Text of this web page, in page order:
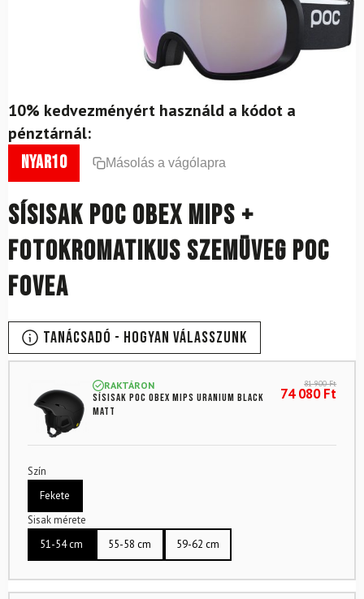
10% kedvezményért használd a kódot a
pénztárnál:
nyar10 Másolás a vágólapra
Sísisak POC Obex MIPS +
fotokromatikus szemüveg POC
Fovea
Tanácsadó - Hogyan válasszunk
RAKTÁRON
Sísisak POC Obex MIPS Uranium Black
Matt
81 900Ft
74 080Ft
Szín
Fekete
Sisak mérete
51-54 cm
55-58 cm 59-62 cm